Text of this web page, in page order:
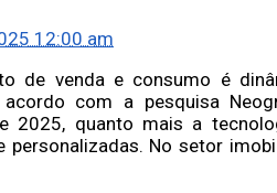
12:00 am
de venda e consumo é
com a pesquisa
2025, quanto mais a
personalizadas. No setor